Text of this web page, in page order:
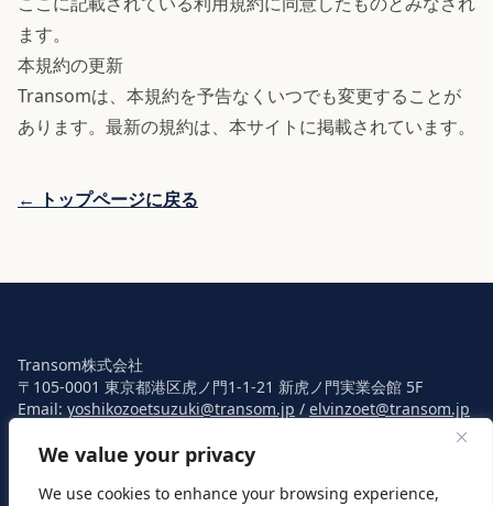
We value your privacy
We use cookies to enhance your browsing experience,
ます。
本規約の更新
Transomは、本規約を予告なくいつでも変更することが
あります。最新の規約は、本サイトに掲載されています。
← トップページに戻る
Transom株式会社
〒105-0001 東京都港区虎ノ門1-1-21 新虎ノ門実業会館 5F
Email: yoshikozoetsuzuki@transom.jp / elvinzoet@transom.jp
クライアント・ポータル (LMS)— 既にTransomのプログラム・プ
ロジェクトに参加されているクライアント向け